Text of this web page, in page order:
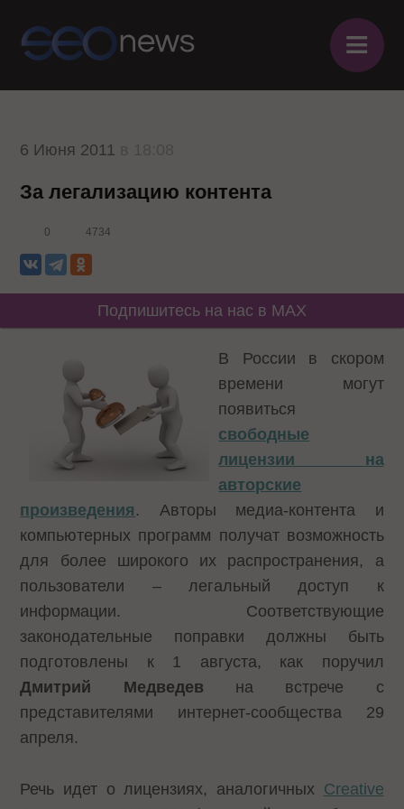
≡
6 Июня 2011
За легализацию контента
0 4734
Подпишитесь на нас в MAX
В России в скором
времени могут
появиться
свободные
лицензии на
авторские
произведения . Авторы медиа-контента и
компьютерных программ получат возможность
для более широкого их распространения, а
пользователи – легальный доступ к
информации. Соответствующие
законодательные поправки должны быть
подготовлены к 1 августа, как поручил
Дмитрий Медведев на встрече с
представителями интернет-сообщества 29
апреля.
Речь идет о лицензиях, аналогичных Creative